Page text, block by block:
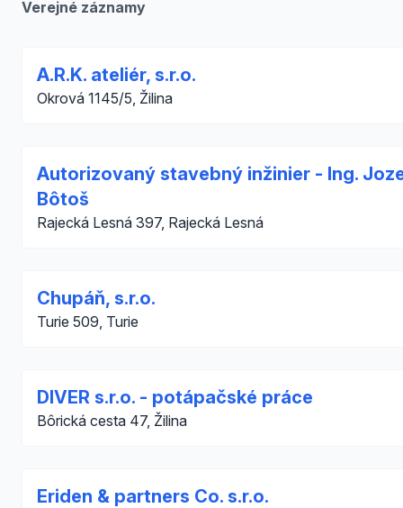
Verejné záznamy
A.R.K. ateliér, s.r.o.
Okrová 1145/5, Žilina
Autorizovaný stavebný inžinier - Ing.
Bôtoš
Rajecká Lesná 397, Rajecká Lesná
Chupáň, s.r.o.
Turie 509, Turie
DIVER s.r.o. - potápačské práce
Bôrická cesta 47, Žilina
Eriden & partners Co. s.r.o.